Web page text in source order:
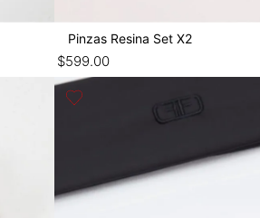
Pinzas Resina Set X2
$599.00